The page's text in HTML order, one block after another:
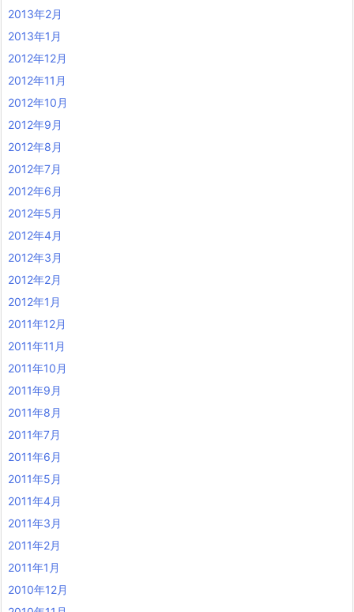
2013年2月
2013年1月
2012年12月
2012年11月
2012年10月
2012年9月
2012年8月
2012年7月
2012年6月
2012年5月
2012年4月
2012年3月
2012年2月
2012年1月
2011年12月
2011年11月
2011年10月
2011年9月
2011年8月
2011年7月
2011年6月
2011年5月
2011年4月
2011年3月
2011年2月
2011年1月
2010年12月